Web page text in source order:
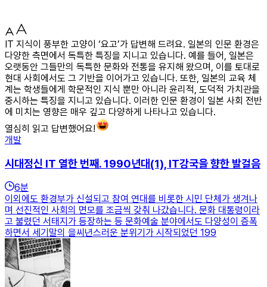
IT 지식이 풍부한 고양이 ‘요고’가 답변해 드려요. 일본의 인문 환경은
다양한 측면에서 독특한 특징을 지니고 있습니다. 예를 들어, 일본은
오랫동안 그들만의 독특한 문화와 전통을 유지해 왔으며, 이를 토대로
현대 사회에서도 그 기반을 이어가고 있습니다. 또한, 일본의 교육 체
계는 학생들에게 학문적인 지식 뿐만 아니라 윤리적, 도덕적 가치관을
중시하는 특징을 지니고 있습니다. 이러한 인문 환경이 일본 사회 전반
에 미치는 영향은 매우 깊고 다양하게 나타나고 있습니다.
열심히 읽고 답변했어요!
개발
시대정신 IT 열한 번째. 1990년대(1), IT강국을 향한 발걸음
6분
이외에도 환경부가 신설되고 참여 연대를 비롯한 시민 단체가 생겨나
며 선진적인 사회의 면모를 조금씩 갖춰 나갔습니다. 문화 대통령이라
고 불렸던 서태지가 등장하는 등 문화예술 분야에서도 다양성이 증폭
하면서 세기말의 을씨년스러운 분위기가 시작되었던 199